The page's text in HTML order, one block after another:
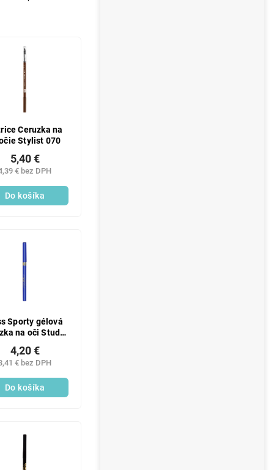
Ceruzka na
Stylist 070
€ bez DPH
5,40 €
Do košíka
Sporty gélová
na oči Studio
€ bez DPH
4,20 €
Do košíka